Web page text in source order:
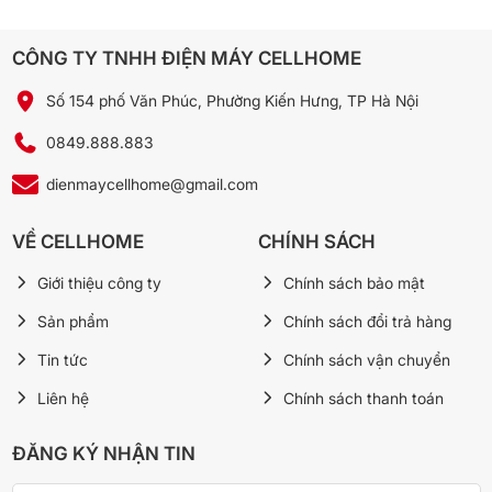
🛒 Xem thêm Máy giặt tại Cellhome:
Máy giặt Samsung AI EcoBubble Inverter 12 kg
Máy giặt Panasonic Inverter giặt 10.5 kg – sấy tiện ích 2 kg
Máy giặt Hitachi Inverter 10 Kg LTL 10MV00 GG
→ Xem tất cả Máy giặt chính hãng tại Cellhome
CÔNG TY TNHH ĐIỆN MÁY CELLHOME
Số 154 phố Văn Phúc, Phường Kiến Hưng, TP Hà Nội
0849.888.883
dienmaycellhome@gmail.com
VỀ CELLHOME
Giới thiệu công ty
Sản phẩm
Tin tức
Liên hệ
CHÍNH SÁCH
Chính sách bảo mật
Chính sách đổi trả hàng
Chính sách vận chuyển
Chính sách thanh toán
ĐĂNG KÝ NHẬN TIN